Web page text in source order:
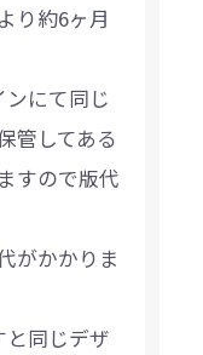
り約6ヶ月
にて同じ
管してある
すので版代
がかかりま
と同じデザ